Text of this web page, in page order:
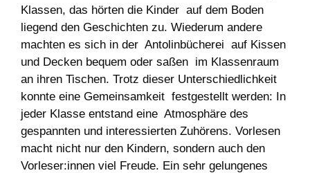
Klassen, das hörten die Kinder auf dem Boden
liegend den Geschichten zu. Wiederum andere
machten es sich in der Antolinbücherei auf Kissen
und Decken bequem oder saßen im Klassenraum
an ihren Tischen. Trotz dieser Unterschiedlichkeit
konnte eine Gemeinsamkeit festgestellt werden: In
jeder Klasse entstand eine Atmosphäre des
gespannten und interessierten Zuhörens. Vorlesen
macht nicht nur den Kindern, sondern auch den
Vorleser:innen viel Freude. Ein sehr gelungenes